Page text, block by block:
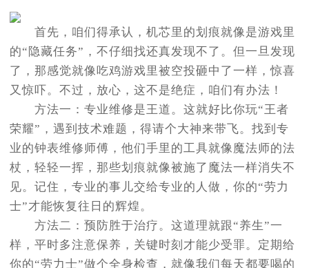
首先，咱们得承认，机芯里的划痕就像是游戏里
的“隐藏任务”，不仔细找还真发现不了。但一旦发现
了，那感觉就像吃鸡游戏里被空投砸中了一样，惊喜
又惊吓。不过，放心，这不是绝症，咱们有办法！
方法一：专业维修是王道。这就好比你玩“王者
荣耀”，遇到技术难题，得请个大神来带飞。找到专
业的钟表维修师傅，他们手里的工具就像魔法师的法
杖，轻轻一挥，那些划痕就像被施了魔法一样消失不
见。记住，专业的事儿交给专业的人做，你的“劳力
士”才能恢复往日的辉煌。
方法二：预防胜于治疗。这道理就跟“养生”一
样，平时多注意保养，关键时刻才能少受罪。定期给
你的“劳力士”做个全身检查，就像我们每天都要喝的